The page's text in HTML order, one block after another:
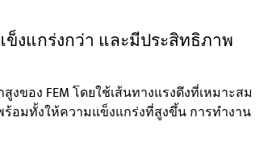
งแกร่งกว่า และมีประสิทธิภาพ
อง FEM โดยใช้เส้นทางแรงดึงที่เหมาะสม
ร้อมทั้งให้ความแข็งแกร่งที่สูงขึ้น การทำงาน